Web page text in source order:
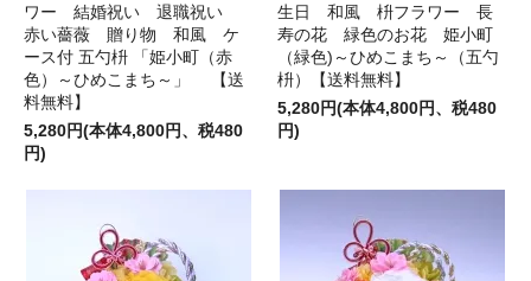
ワー 結婚祝い 退職祝い
赤い薔薇 贈り物 和風 ケ
ース付 五勺枡 「姫小町（赤
色）～ひめこまち～」 【送
料無料】
5,280円(本体4,800円、税480
円)
生日 和風 枡フラワー 長
寿の花 緑色のお花 姫小町
（緑色)～ひめこまち～（五勺
枡）【送料無料】
5,280円(本体4,800円、税480
円)